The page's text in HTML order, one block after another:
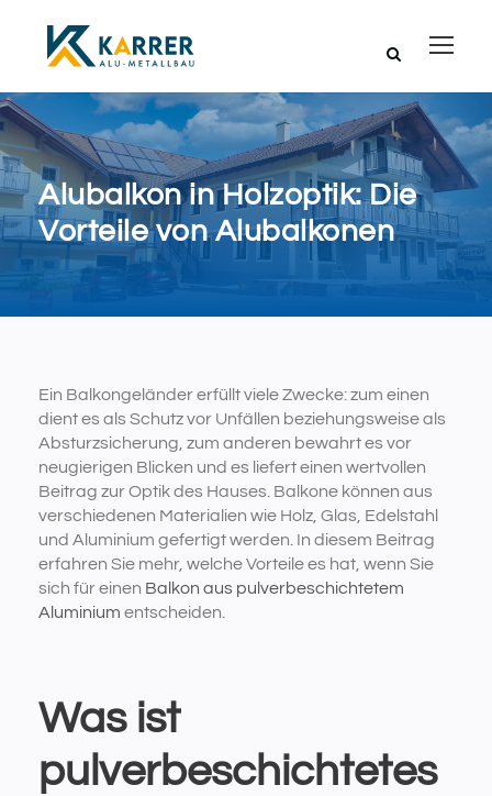
Alubalkon in Holzoptik: Die
Vorteile von Alubalkonen
Ein Balkongeländer erfüllt viele Zwecke: zum einen
dient es als Schutz vor Unfällen beziehungsweise als
Absturzsicherung, zum anderen bewahrt es vor
neugierigen Blicken und es liefert einen wertvollen
Beitrag zur Optik des Hauses. Balkone können aus
verschiedenen Materialien wie Holz, Glas, Edelstahl
und Aluminium gefertigt werden. In diesem Beitrag
erfahren Sie mehr, welche Vorteile es hat, wenn Sie
sich für einen Balkon aus pulverbeschichtetem
Aluminium entscheiden.
Was ist
pulverbeschichtetes